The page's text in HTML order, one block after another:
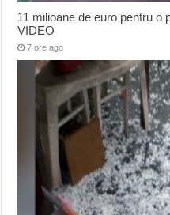
11 milioane de euro pentru
VIDEO
7 ore ago